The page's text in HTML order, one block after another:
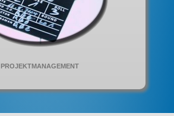
PROJEKTMANAGEMENT